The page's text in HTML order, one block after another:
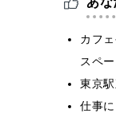
カフ
スペ
東京
仕事